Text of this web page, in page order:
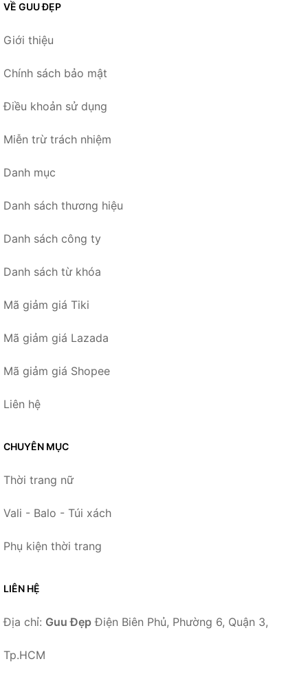
VỀ GUU ĐẸP
Giới thiệu
Chính sách bảo mật
Điều khoản sử dụng
Miễn trừ trách nhiệm
Danh mục
Danh sách thương hiệu
Danh sách công ty
Danh sách từ khóa
Mã giảm giá Tiki
Mã giảm giá Lazada
Mã giảm giá Shopee
Liên hệ
CHUYÊN MỤC
Thời trang nữ
Vali - Balo - Túi xách
Phụ kiện thời trang
LIÊN HỆ
Địa chỉ: Guu Đẹp Điện Biên Phủ, Phường 6, Quận 3,
Tp.HCM